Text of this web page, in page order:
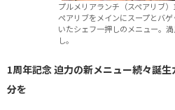
プルメリアランチ（スペアリブ
ペアリブをメインにスープとバ
いたシェフ一押しのメニュー。
し。
1周年記念 迫力の新メニュー続々誕
分を